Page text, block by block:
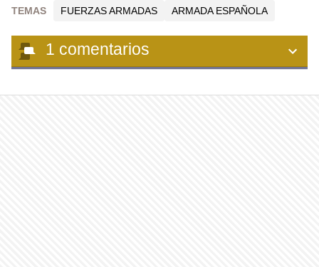
TEMAS FUERZAS ARMADAS ARMADA ESPAÑOLA
1 comentarios